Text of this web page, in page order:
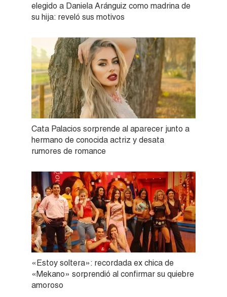
elegido a Daniela Aránguiz como madrina de
su hija: reveló sus motivos
Cata Palacios sorprende al aparecer junto a
hermano de conocida actriz y desata
rumores de romance
«Estoy soltera»: recordada ex chica de
«Mekano» sorprendió al confirmar su quiebre
amoroso